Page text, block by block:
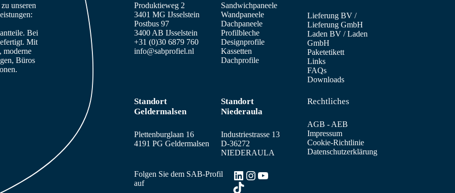
unseren
Bei
Mit
moderne
Büros
Produktieweg 2
3401 MG IJsselstein
Postbus 97
3400 AB IJsselstein
+31 (0)30 6879 760
info@sabprofiel.nl
Sandwichpaneele
Wandpaneele
Dachpaneele
Profilbleche
Designprofile
Kassetten
Dachprofile
Lieferung BV /
Lieferung GmbH
Laden BV /Laden
GmbH
Paketetikett
Links
FAQs
Downloads
Standort
Geldermalsen
Plettenburglaan 16
4191 PG Geldermalsen
Standort
Niederaula
Industriestrasse 13
D-36272
NIEDERAULA
Rechtliches
AGB - AEB
Impressum
Cookie-Richtlinie
Datenschutzerklärung
Folgen Sie dem SAB-Profil
auf
LinkedIn
Instagram
YouTube
TikTok